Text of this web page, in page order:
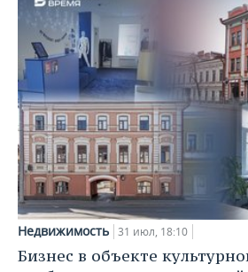
Недвижимость 31 июл, 18:10
Бизнес в объекте